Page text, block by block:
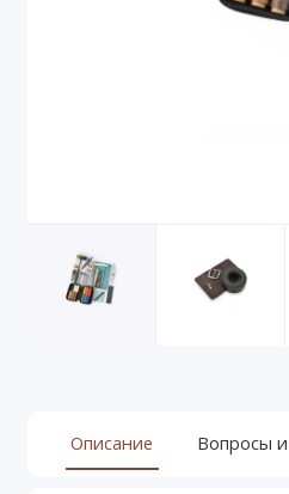
Описание Вопросы